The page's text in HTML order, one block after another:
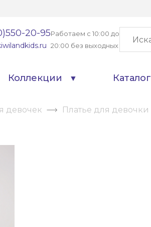
20-95Работаем с 10:00 до
20:00 без выходных
Коллекции Каталог
девочек Платье для девочки